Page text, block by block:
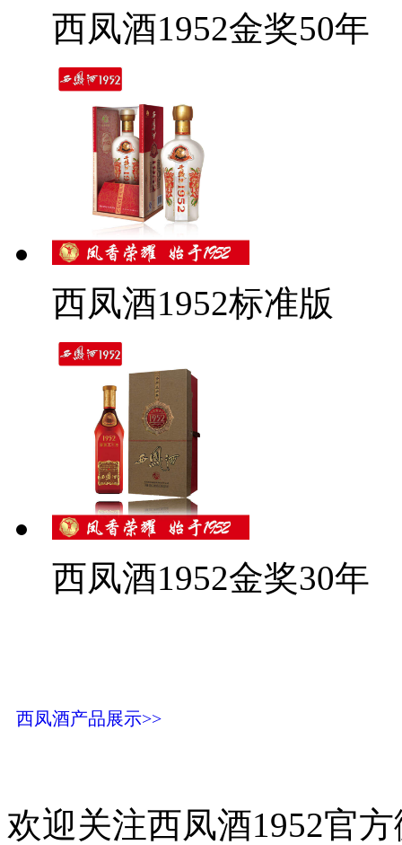
西凤酒1952金奖50年
西凤酒1952标准版
西凤酒1952金奖30年
西凤酒产品展示>>
欢迎关注西凤酒1952官